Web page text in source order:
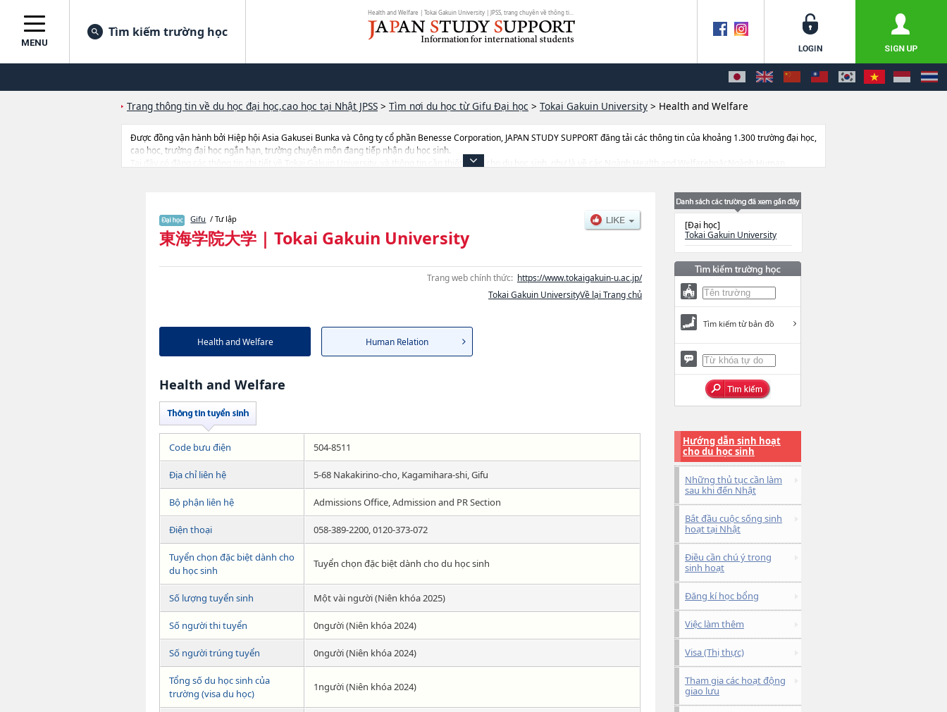
Health and Welfare | Tokai Gakuin University | JPSS, trang chuyên về thông ti...
MENU
Tìm kiếm trường học
Trang thông tin về du học đại học,cao học tại Nhật JPSS > Tìm nơi du học từ Gifu Đại học > Tokai Gakuin University > Health and Welfare
Được đồng vận hành bởi Hiệp hội Asia Gakusei Bunka và Công ty cổ phần Benesse Corporation, JAPAN STUDY SUPPORT đăng tải các thông tin của khoảng 1.300 trường đại học,
cao học, trường đại học ngắn hạn, trường chuyên môn đang tiếp nhận du học sinh.
Tại đây có đăng các thông tin chi tiết về Tokai Gakuin University, và thông tin cần thiết dành cho du học sinh, như là về các Ngành Health and WelfarehoặcNgành Human
Gifu / Tư lập
東海学院大学 | Tokai Gakuin University
Trang web chính thức: https://www.tokaigakuin-u.ac.jp/
Tokai Gakuin UniversityVề lại Trang chủ
Health and Welfare Human Relation
Health and Welfare
Code bưu điện 504-8511
Địa chỉ liên hệ 5-68 Nakakirino-cho, Kagamihara-shi, Gifu
Bộ phận liên hệ Admissions Office, Admission and PR Section
Điện thoại 058-389-2200, 0120-373-072
Tuyển chọn đặc biệt dành cho
du học sinh
Tuyển chọn đặc biệt dành cho du học sinh
Số lượng tuyển sinh Một vài người (Niên khóa 2025)
Số người thi tuyển 0người (Niên khóa 2024)
Số người trúng tuyển 0người (Niên khóa 2024)
Tổng số du học sinh của
trường (visa du học)
1người (Niên khóa 2024)
[Đại học]
Tokai Gakuin University
Tìm kiếm từ bản đồ
Hướng dẫn sinh hoạt
cho du học sinh
Những thủ tục cần làm
sau khi đến Nhật
Bắt đầu cuộc sống sinh
hoạt tại Nhật
Điều cần chú ý trong
sinh hoạt
Đăng kí học bổng
Việc làm thêm
Visa (Thị thực)
Tham gia các hoạt động
giao lưu